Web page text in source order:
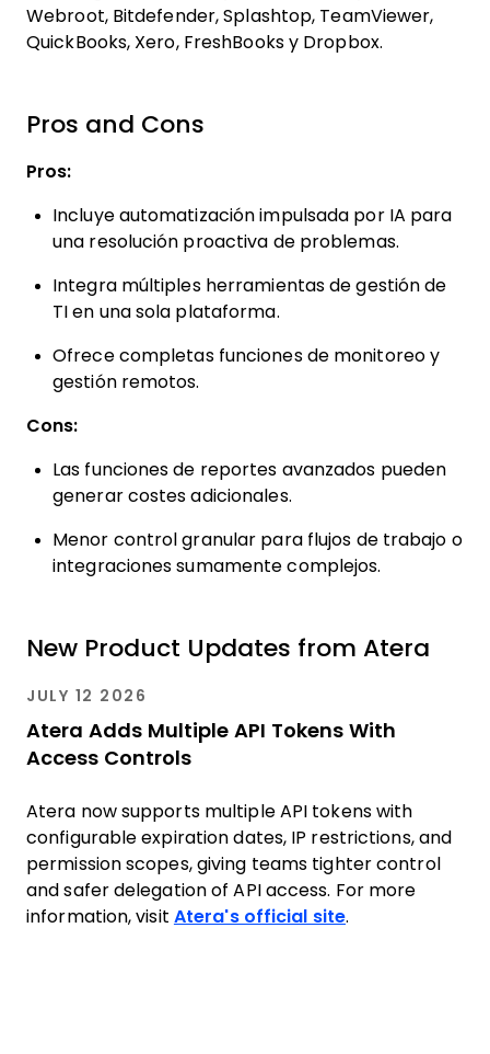
Webroot, Bitdefender, Splashtop, TeamViewer,
QuickBooks, Xero, FreshBooks y Dropbox.
Pros and Cons
Pros:
Incluye automatización impulsada por IA para
una resolución proactiva de problemas.
Integra múltiples herramientas de gestión de
TI en una sola plataforma.
Ofrece completas funciones de monitoreo y
gestión remotos.
Cons:
Las funciones de reportes avanzados pueden
generar costes adicionales.
Menor control granular para flujos de trabajo o
integraciones sumamente complejos.
New Product Updates from Atera
JULY 12 2026
Atera Adds Multiple API Tokens With
Access Controls
Atera now supports multiple API tokens with
configurable expiration dates, IP restrictions, and
permission scopes, giving teams tighter control
and safer delegation of API access. For more
information, visit Atera's official site.